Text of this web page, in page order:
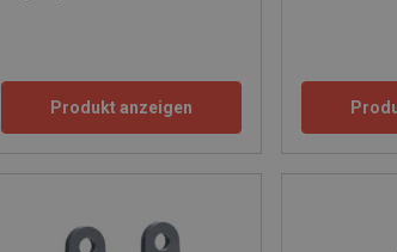
Produkt anzeigen